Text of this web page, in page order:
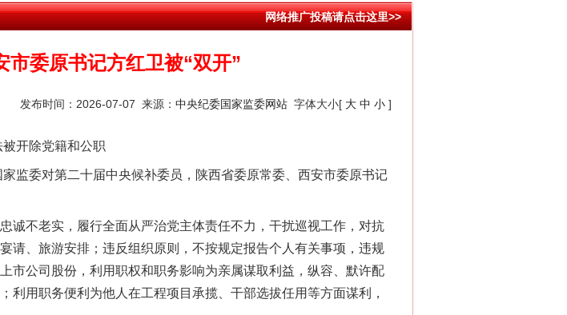
网络推广投稿请点击这里>>
市委原书记方红卫被“双开”
发布时间：2026-07-07 来源： 中央纪委国家监委网站 字体大小[ 大 中 小 ]
开除党籍和公职
委对第二十届中央候补委员，陕西省委原常委、西安市委原书记
不老实，履行全面从严治党主体责任不力，干扰巡视工作，对抗
请、旅游安排；违反组织原则，不按规定报告个人有关事项，违规
市公司股份，利用职权和职务影响为亲属谋取利益，纵容、默许配
用职务便利为他人在工程项目承揽、干部选拔任用等方面谋利，
叶“炒上天”
“神药”背后的真相